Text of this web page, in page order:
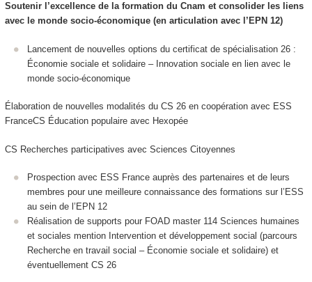
Soutenir l’excellence de la formation du Cnam et consolider les liens
avec le monde socio-économique (en articulation avec l’EPN 12)
Lancement de nouvelles options du certificat de spécialisation 26 :
Économie sociale et solidaire – Innovation sociale en lien avec le
monde socio-économique
Élaboration de nouvelles modalités du CS 26 en coopération avec ESS
FranceCS Éducation populaire avec Hexopée
CS Recherches participatives avec Sciences Citoyennes
Prospection avec ESS France auprès des partenaires et de leurs
membres pour une meilleure connaissance des formations sur l’ESS
au sein de l’EPN 12
Réalisation de supports pour FOAD master 114 Sciences humaines
et sociales mention Intervention et développement social (parcours
Recherche en travail social – Économie sociale et solidaire) et
éventuellement CS 26